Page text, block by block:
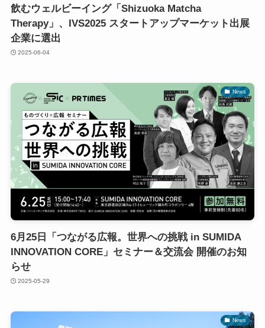
飲むウェルビーイング「Shizuoka Matcha
Therapy」、IVS2025 スタートアップマーケット出展
企業に選出
2025-06-04
News
6月25日「つながる広報。世界への挑戦 in SUMIDA
INNOVATION CORE」セミナー＆交流会 開催のお知
らせ
2025-05-29
News